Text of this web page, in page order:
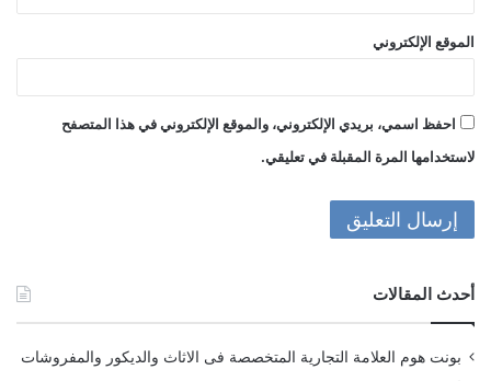
الموقع الإلكتروني
احفظ اسمي، بريدي الإلكتروني، والموقع الإلكتروني في هذا المتصفح
لاستخدامها المرة المقبلة في تعليقي.
أحدث المقالات
بونت هوم العلامة التجارية المتخصصة فى الاثاث والديكور والمفروشات